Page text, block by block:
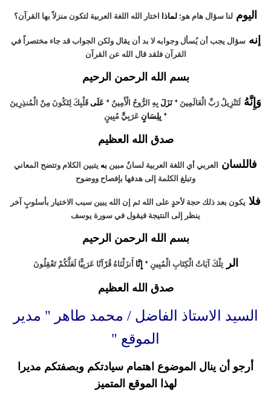
اليوم لنا سؤال هام هو: لماذا اختار الله اللغة العربية لتكون منزلاً بها القرآن؟
إنه سؤال يجب أن يُسأل وجوابه لا بد أن يقال ولكن الجواب قد جاء مختصراً
في
القرآن فلقد قال الله عن القرآن
بسم الله الرحمن الرحيم
وَإِنَّهُ لَتَنْزِيلُ رَبِّ الْعَالَمِينَ* نَزَلَ بِهِ الرُّوحُ الْأَمِينُ* عَلَى قَلْبِكَ لِتَكُونَ مِنْ الْمُنذِرِينَ
* بِلِسَانٍ عَرَبِيٍّ مُبِينٍ
صدق الله العظيم
فاللسان العربي أي اللغة العربية لسانٌ مبين به يتبين الكلام وتتضح
المعاني
وتبلغ الكلمة إلى هدفها بإفصاح ووضوح
فلا يكون بعد ذلك حجة لأحدٍ على الله ثم إن الله يبين سبب الاختيار بأسلوبٍ آخر
ينظر
إلى النتيجة فيقول في سورة يوسف
بسم الله الرحمن الرحيم
الر تِلْكَ آيَاتُ الْكِتَابِ الْمُبِينِ* إِنَّا أَنزَلْنَاهُ قُرْآنًا عَرَبِيًّا لَعَلَّكُمْ تَعْقِلُونَ
صدق الله العظيم
السيد الاستاذ الفاضل / محمد طاهر " مدير
الموقع "
أرجو أن ينال الموضوع اهتمام سيادتكم وبصفتكم مديرا
لهذا الموقع المتميز